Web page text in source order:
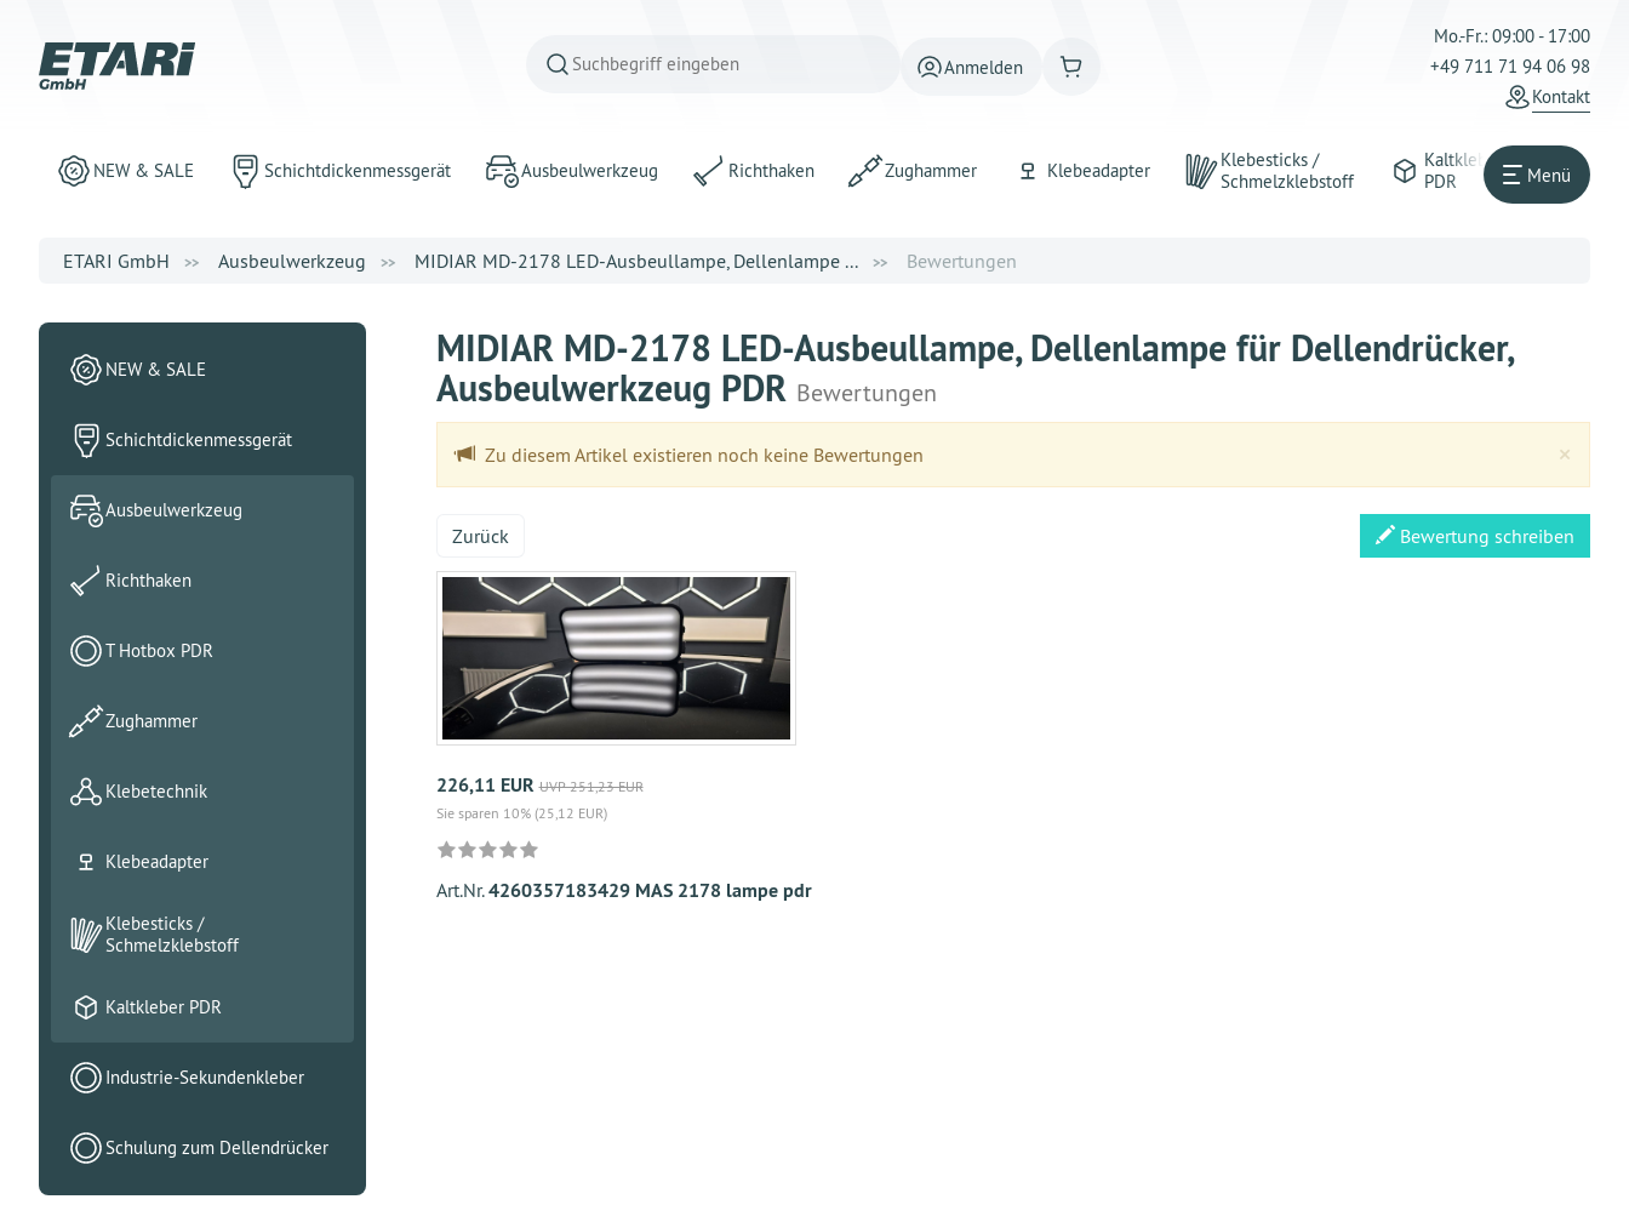
Anmelden
Mo.-Fr.: 09:00 - 17:00
+49 711 71 94 06 98
Kontakt
NEW & SALE Schichtdickenmessgerät Ausbeulwerkzeug Richthaken Zughammer Klebeadapter
Klebesticks /
Schmelzklebstoff
Kaltkleber
PDR
Menü
ETARI GmbH Ausbeulwerkzeug MIDIAR MD-2178 LED-Ausbeullampe, Dellenlampe ... Bewertungen
MIDIAR MD-2178 LED-Ausbeullampe, Dellenlampe für Dellendrücker,
Ausbeulwerkzeug PDR Bewertungen
×
Zu diesem Artikel existieren noch keine Bewertungen
Zurück
226,11 EUR UVP 251,23 EUR
Sie sparen 10% (25,12 EUR)
Art.Nr.4260357183429 MAS 2178 lampe pdr
Bewertung schreiben
NEW & SALE
Schichtdickenmessgerät
Ausbeulwerkzeug
Richthaken
T Hotbox PDR
Zughammer
Klebetechnik
Klebeadapter
Klebesticks /
Schmelzklebstoff
Kaltkleber PDR
Industrie-Sekundenkleber
Schulung zum Dellendrücker